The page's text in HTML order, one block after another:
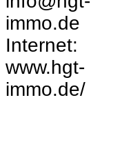
immo.de
Internet:
www.hgt-
immo.de/